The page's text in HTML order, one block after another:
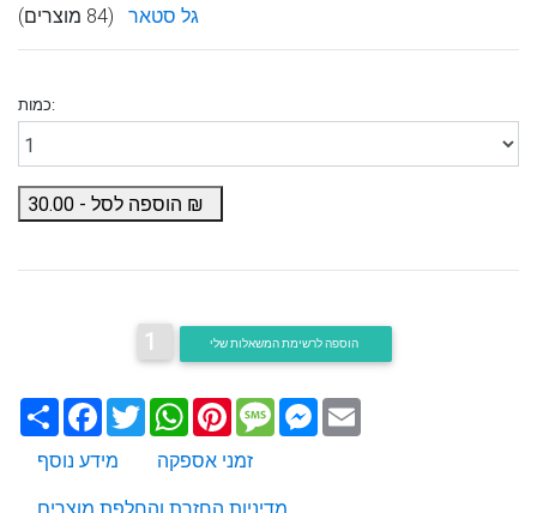
גל סטאר (84 מוצרים)
כמות:
הוספה לסל - 30.00
1
שתף Facebook
TwitterWhatsApp
PinterestMessageMessenger
מידע נוסף
זמני אספקה